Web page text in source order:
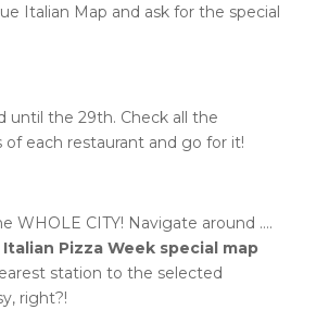
Italian Map and ask for the special
until the 29th. Check all the
each restaurant and go for it!
WHOLE CITY! Navigate around ….
Pizza Week special map
station to the selected
right?!